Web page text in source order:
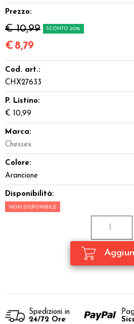
Miniature
Accessori
Offerte del Dragone
Prezzo:
€ 10,99 SCONTO 20%
€ 8,79
Cod. art.:
CHX27633
P. Listino:
€ 10,99
Marca:
Chessex
Colore:
Arancione
Disponibilità:
NON DISPONIBILE
Spedizioni in
24/72 Ore